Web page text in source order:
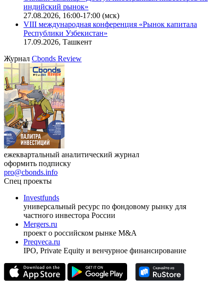
Онлайн-семинар «Новый стандарт инвестиций в
офисную недвижимость»
11.08.2026, 16:30-18:00 (мск)
Онлайн-семинар «Доступ иностранных инвесторов на
индийский рынок»
VIII международная конференция «Рынок капитала
Республики Узбекистан»
17.09.2026, Ташкент
ЖурналCbonds Review
оформить подписку
pro@cbonds.info
Спец проекты
Investfunds
универсальный ресурс по фондовому рынку для
частного инвестора России
проект о российском рынке M&A
Preqveca.ru